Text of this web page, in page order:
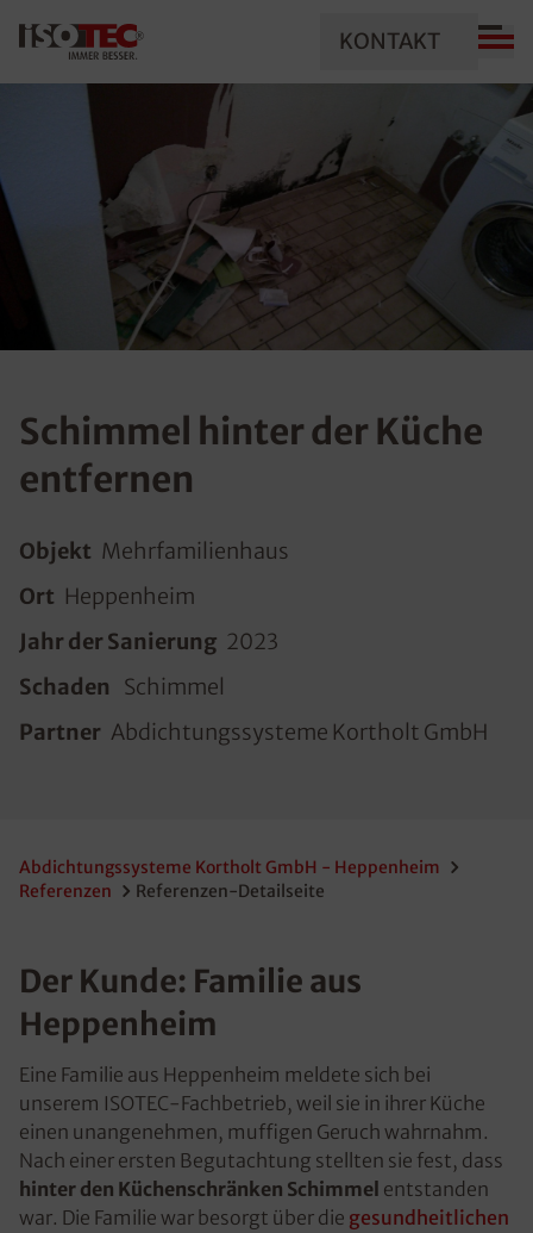
KONTAKT
Schimmel hinter der Küche
entfernen
Objekt Mehrfamilienhaus
Ort Heppenheim
Jahr der Sanierung 2023
Schaden
Schimmel
Partner Abdichtungssysteme Kortholt GmbH
Abdichtungssysteme Kortholt GmbH - Heppenheim
Referenzen
Referenzen-Detailseite
Der Kunde: Familie aus
Heppenheim
Eine Familie aus Heppenheim meldete sich bei
unserem ISOTEC-Fachbetrieb, weil sie in ihrer Küche
einen unangenehmen, muffigen Geruch wahrnahm.
Nach einer ersten Begutachtung stellten sie fest, dass
hinter den Küchenschränken Schimmel entstanden
war. Die Familie war besorgt über die gesundheitlichen